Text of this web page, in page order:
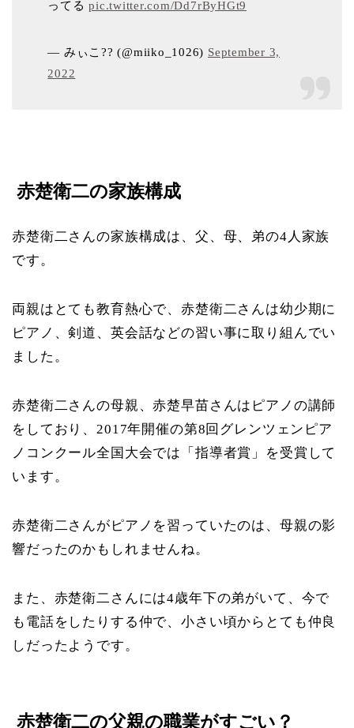
ってるpic.twitter.com/Dd7rByHGt9
— みぃこ?? (@miiko_1026) September 3,
2022
赤楚衛二の家族構成
赤楚衛二さんの家族構成は、父、母、弟の4人家族
です。
両親はとても教育熱心で、赤楚衛二さんは幼少期に
ピアノ、剣道、英会話などの習い事に取り組んでい
ました。
赤楚衛二さんの母親、赤楚早苗さんはピアノの講師
をしており、2017年開催の第8回グレンツェンピア
ノコンクール全国大会では「指導者賞」を受賞して
います。
赤楚衛二さんがピアノを習っていたのは、母親の影
響だったのかもしれませんね。
また、赤楚衛二さんには4歳年下の弟がいて、今で
も電話をしたりする仲で、小さい頃からとても仲良
しだったようです。
赤楚衛二の父親の職業がすごい？